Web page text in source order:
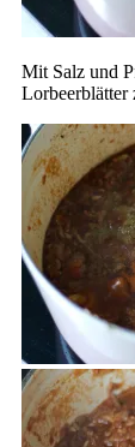
Mit Salz und
Lorbeerblätter